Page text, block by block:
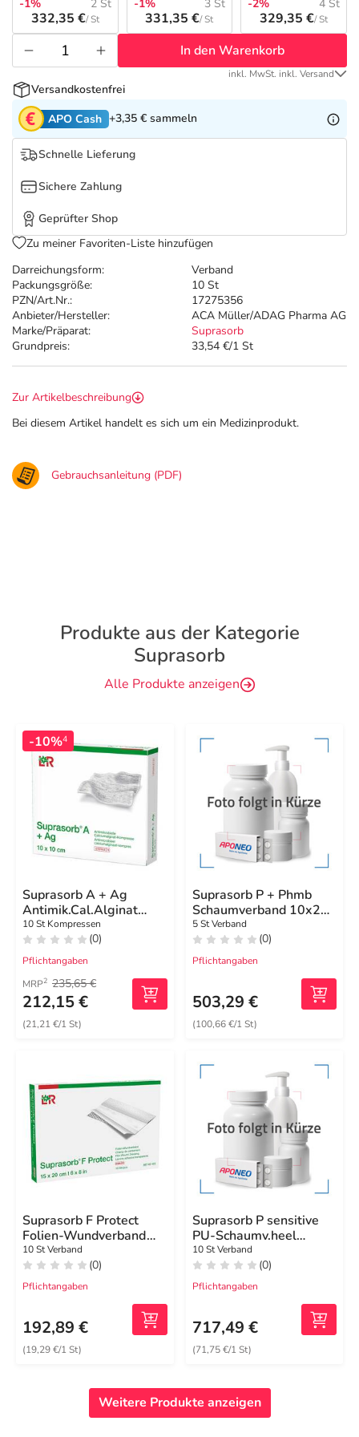
Tierapotheke
Vitamine & Mineralstoffe
Marken
Salus Deals
Darreichungsform:
Verband
Packungsgröße:
10 St
PZN/Art.Nr.:
17275356
Anbieter/Hersteller:
ACA Müller/ADAG Pharma AG
Marke/Präparat:
Suprasorb
Grundpreis:
33,54 €/1 St
-1%
2 St
332,35 €/ St
-1% 3 St
331,35 €/ St
-2% 4 St
329,35 €/ St
In den Warenkorb
inkl. MwSt. inkl. Versand
Versandkostenfrei
APO Cash +3,35 € sammeln
Schnelle Lieferung
Sichere Zahlung
Geprüfter Shop
Zu meiner Favoriten-Liste hinzufügen
Zur Artikelbeschreibung
Bei diesem Artikel handelt es sich um ein Medizinprodukt.
Gebrauchsanleitung (PDF)
Produkte aus der Kategorie
Suprasorb
Alle Produkte anzeigen
-10%4
Suprasorb A + Ag
Antimik.Cal.Alginat
Kompresse 10x10 cm
10 St Kompressen
(0)
Pflichtangaben
MRP2 235,65 €
212,15 €
(21,21 €/1 St)
Suprasorb P + Phmb
Schaumverband 10x20
cm
5 St Verband
(0)
Pflichtangaben
503,29 €
(100,66 €/1 St)
Suprasorb F Protect
Folien-Wundverband
15x20 cm ste.
10 St Verband
(0)
Pflichtangaben
192,89 €
(19,29 €/1 St)
Suprasorb P sensitive
PU-Schaumv.heel
bor.23,5x25
10 St Verband
(0)
Pflichtangaben
717,49 €
(71,75 €/1 St)
Weitere Produkte anzeigen